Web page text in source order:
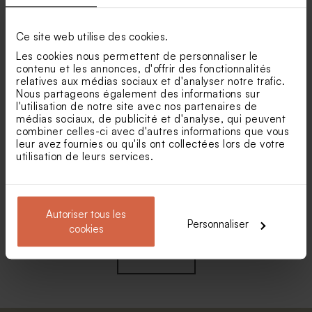
Ce site web utilise des cookies.
Les cookies nous permettent de personnaliser le
contenu et les annonces, d'offrir des fonctionnalités
relatives aux médias sociaux et d'analyser notre trafic.
Nous partageons également des informations sur
l'utilisation de notre site avec nos partenaires de
médias sociaux, de publicité et d'analyse, qui peuvent
combiner celles-ci avec d'autres informations que vous
leur avez fournies ou qu'ils ont collectées lors de votre
utilisation de leurs services.
Autoriser tous les
cookies
Personnaliser
Pot à crayons de couleurs Boîte métal argentée
Boîte métal dorée Boîte métal blanche